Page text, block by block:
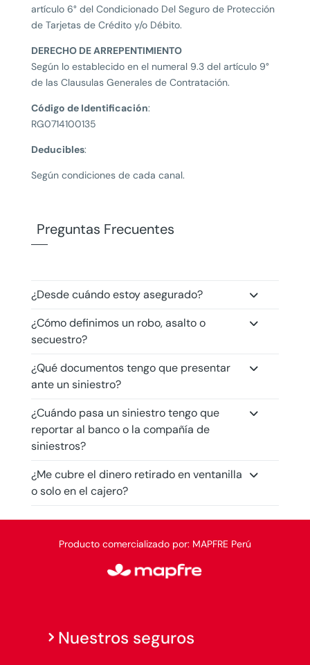
artículo 6° del Condicionado Del Seguro de Protección
de Tarjetas de Crédito y/o Débito.
DERECHO DE ARREPENTIMIENTO
Según lo establecido en el numeral 9.3 del artículo 9°
de las Clausulas Generales de Contratación.
Código de Identificación:
RG0714100135
Deducibles:
Según condiciones de cada canal.
Preguntas Frecuentes
¿Desde cuándo estoy asegurado?
¿Cómo definimos un robo, asalto o
secuestro?
¿Qué documentos tengo que presentar
ante un siniestro?
¿Cuándo pasa un siniestro tengo que
reportar al banco o la compañía de
siniestros?
¿Me cubre el dinero retirado en ventanilla
o solo en el cajero?
Producto comercializado por: MAPFRE Perú
Nuestros seguros